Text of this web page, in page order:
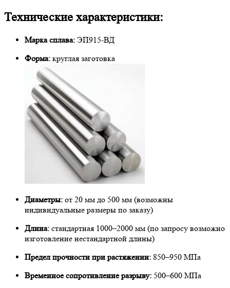
Технические характеристики:
Марка сплава: ЭП915-ВД
Форма: круглая заготовка
Диаметры: от 20 мм до 500 мм (возможны
индивидуальные размеры по заказу)
Длина: стандартная 1000–2000 мм (по запросу возможно
изготовление нестандартной длины)
Предел прочности при растяжении: 850–950 МПа
Временное сопротивление разрыву: 500–600 МПа